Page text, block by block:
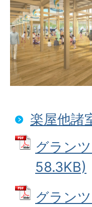
楽屋他諸
グラン
58.3KB)
グラン